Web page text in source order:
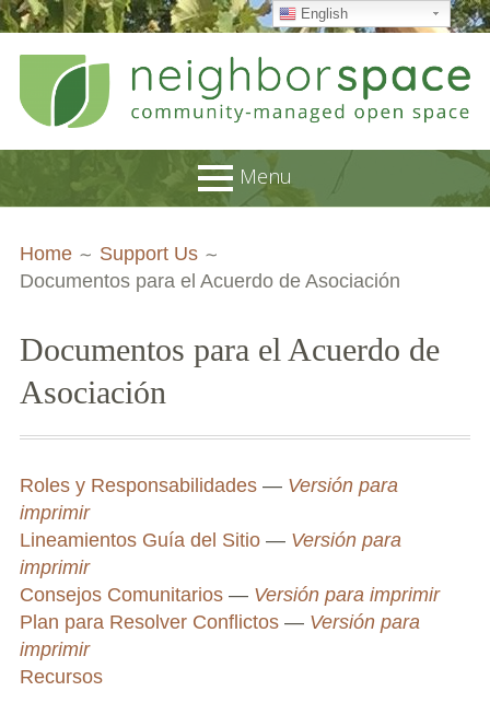
content
NeighborSpace
Menu
Menu
JOB POSTINGS
Contact
Board and Staff
Supporters
Volunteer Opportunities
Current NeighborSpace Gardens
Resources for Gardens
Tool Lending Library
Home
Support Us
Documentos para el Acuerdo de Asociación
Documentos para el Acuerdo de
Asociación
Roles y Responsabilidades— Versión para
imprimir
Lineamientos Guía del Sitio— Versión para
imprimir
Consejos Comunitarios— Versión para imprimir
Plan para Resolver Conflictos— Versión para
imprimir
Recursos
English